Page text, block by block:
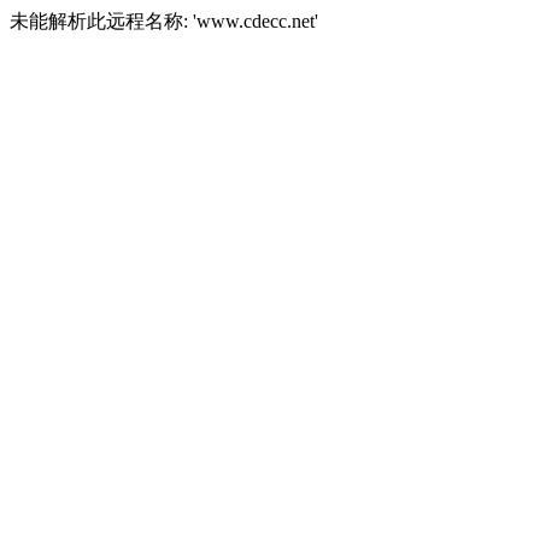
未能解析此远程名称: 'www.cdecc.net'